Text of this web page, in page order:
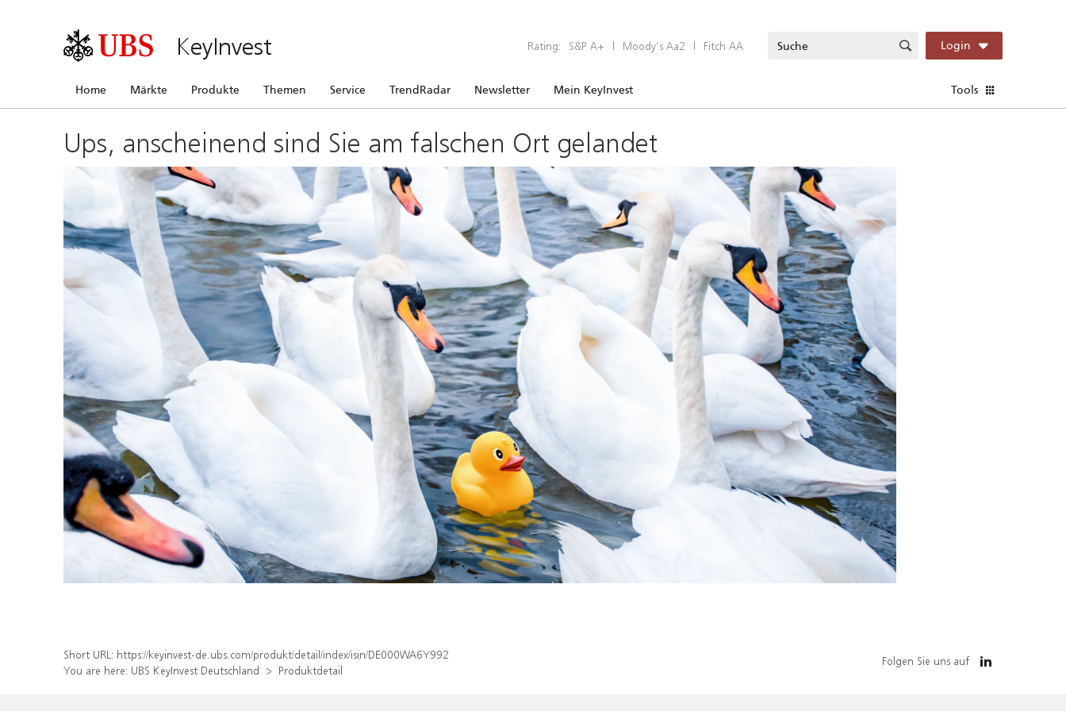
KeyInvest Rating: S&P A+ | Moody’s Aa2 | Fitch AA Login
Home Märkte Produkte Themen Service TrendRadar Newsletter Mein KeyInvest Tools
Ups, anscheinend sind Sie am falschen Ort gelandet
Short URL: https://keyinvest-de.ubs.com/produkt/detail/index/isin/DE000WA6Y992
You are here: UBS KeyInvest Deutschland Produktdetail
Folgen Sie uns auf